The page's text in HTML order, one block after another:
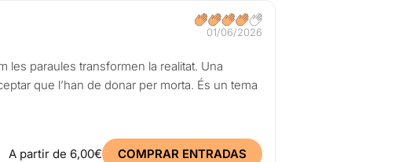
01/06/2026
les paraules transformen la realitat. Una
que l’han de donar per morta. És un tema
A partir de 6,00€ COMPRAR ENTRADAS